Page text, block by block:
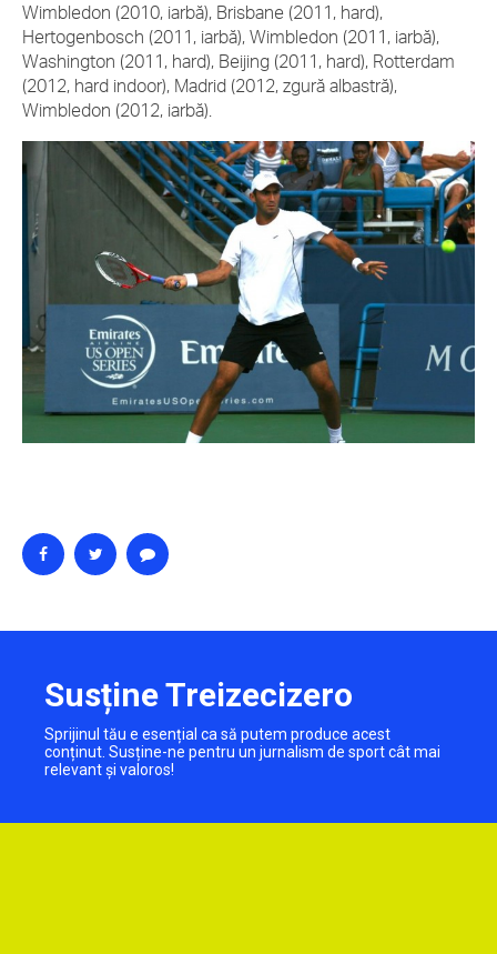
Wimbledon (2010, iarbă), Brisbane (2011, hard),
Hertogenbosch (2011, iarbă), Wimbledon (2011, iarbă),
Washington (2011, hard), Beijing (2011, hard), Rotterdam
(2012, hard indoor), Madrid (2012, zgură albastră),
Wimbledon (2012, iarbă).
Susține Treizecizero
Sprijinul tău e esențial ca să putem produce acest
conținut. Susține-ne pentru un jurnalism de sport cât mai
relevant și valoros!